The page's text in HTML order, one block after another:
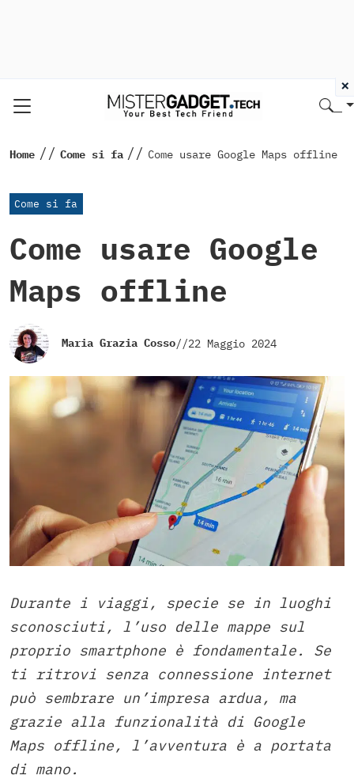
Home // Come si fa // Come usare Google Maps offline
Come si fa
Come usare Google
Maps offline
Maria Grazia Cosso//22 Maggio 2024
Durante i viaggi, specie se in luoghi
sconosciuti, l’uso delle mappe sul
proprio smartphone è fondamentale. Se
ti ritrovi senza connessione internet
può sembrare un’impresa ardua, ma
grazie alla funzionalità di Google
Maps offline, l’avventura è a portata
di mano.
×